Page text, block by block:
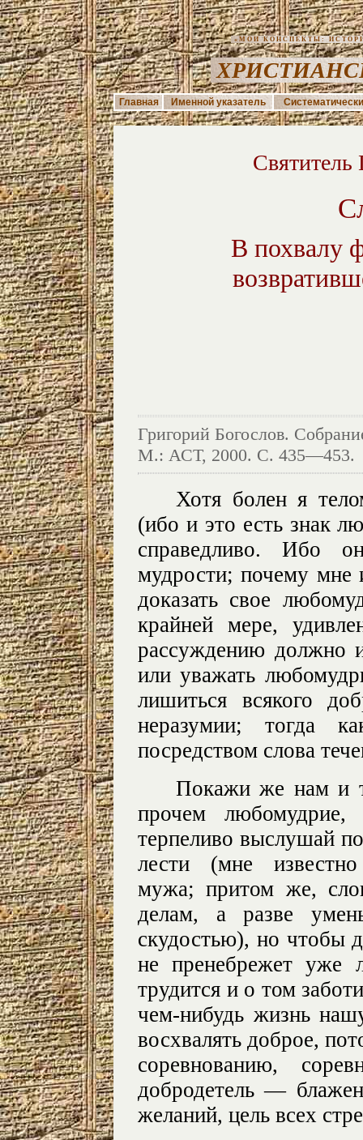
«МОИ КОНСПЕКТЫ:
Главная Именной указатель
Святитель
В похвалу
Григорий Богослов.
М.: АСТ, 2000. С. 435—453.
Хотя болен я
(ибо и это есть знак
справедливо. Ибо
мудрости; почему мне
доказать свое
крайней мере,
рассуждению должно
или уважать
лишиться всякого
неразумии; тогда
посредством слова
Покажи же нам и
прочем любомудрие,
терпеливо выслушай
лести (мне
мужа; притом же,
делам, а разве
скудостью), но чтобы
не пренебрежет уже
трудится и о том
чем-нибудь жизнь
восхвалять доброе,
соревнованию,
добродетель —
желаний, цель всех